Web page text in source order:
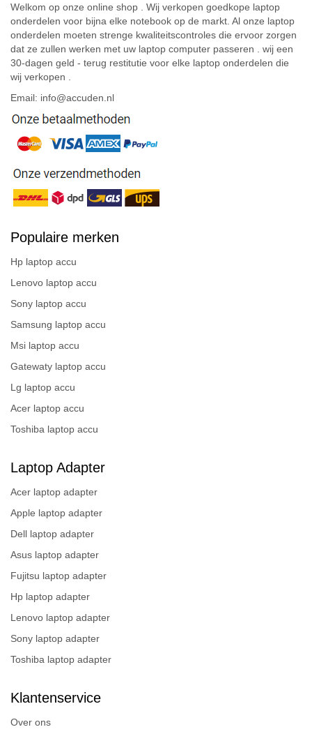
Welkom op onze online shop . Wij verkopen goedkope laptop
onderdelen voor bijna elke notebook op de markt. Al onze laptop
onderdelen moeten strenge kwaliteitscontroles die ervoor zorgen
dat ze zullen werken met uw laptop computer passeren . wij een
30-dagen geld - terug restitutie voor elke laptop onderdelen die
wij verkopen .
Email: info@accuden.nl
Populaire merken
Hp laptop accu
Lenovo laptop accu
Sony laptop accu
Samsung laptop accu
Msi laptop accu
Gatewaty laptop accu
Lg laptop accu
Acer laptop accu
Toshiba laptop accu
Laptop Adapter
Acer laptop adapter
Apple laptop adapter
Dell laptop adapter
Asus laptop adapter
Fujitsu laptop adapter
Hp laptop adapter
Lenovo laptop adapter
Sony laptop adapter
Toshiba laptop adapter
Klantenservice
Over ons